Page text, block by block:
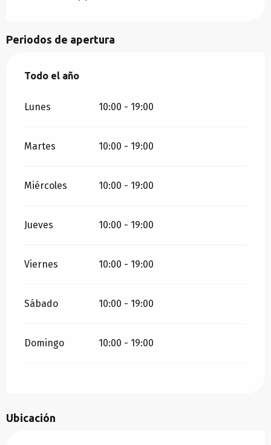
Periodos de apertura
Todo el año
Todo el año
Lunes 10:00 - 19:00
Martes 10:00 - 19:00
Miércoles 10:00 - 19:00
Jueves 10:00 - 19:00
Viernes 10:00 - 19:00
Sábado 10:00 - 19:00
Domingo 10:00 - 19:00
Ubicación